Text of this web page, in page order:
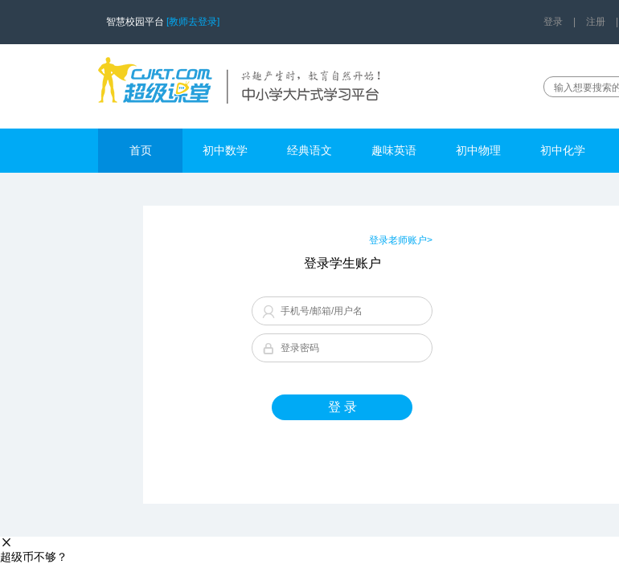
智慧校园平台 [教师去登录] 登录 注册
首页 初中数学 经典语文 趣味英语 初中物理 初中化学
登录老师账户>
登录学生账户
登 录
超级币不够？